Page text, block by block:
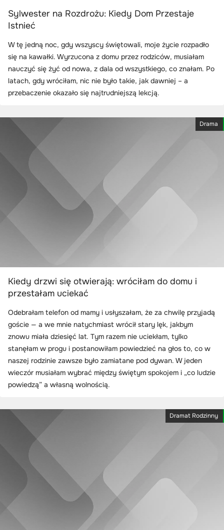
Sylwester na Rozdrożu: Kiedy Dom Przestaje
Istnieć
W tę jedną noc, gdy wszyscy świętowali, moje życie rozpadło
się na kawałki. Wyrzucona z domu przez rodziców, musiałam
nauczyć się żyć od nowa, z dala od wszystkiego, co znałam. Po
latach, gdy wróciłam, nic nie było takie, jak dawniej – a
przebaczenie okazało się najtrudniejszą lekcją.
Drama
Kiedy drzwi się otwierają: wróciłam do domu i
przestałam uciekać
Odebrałam telefon od mamy i usłyszałam, że za chwilę przyjadą
goście — a we mnie natychmiast wrócił stary lęk, jakbym
znowu miała dziesięć lat. Tym razem nie uciekłam, tylko
stanęłam w progu i postanowiłam powiedzieć na głos to, co w
naszej rodzinie zawsze było zamiatane pod dywan. W jeden
wieczór musiałam wybrać między świętym spokojem i „co ludzie
powiedzą” a własną wolnością.
Dramat Rodzinny